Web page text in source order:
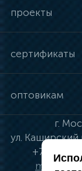
проекты
сертификаты
оптовикам
г.
ул. Каширский
+7 (495)